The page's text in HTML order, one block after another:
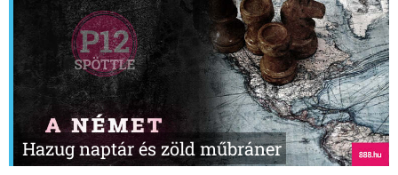
Hazug naptár és zöld műbráner